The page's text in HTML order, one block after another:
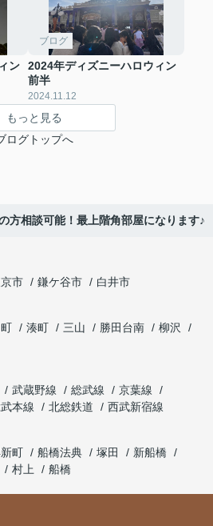
ン
ブログ
2024年ディズニーハロウィン
前半
2024.11.12
もっと見る
ログトップへ
方相談可能！最上階角部屋になります♪
市 鎌ケ谷市
白井市
湊町 三山 勝田台南
柳沢
武蔵野線 総武線
京葉線
本線 北総鉄道
西武新宿線
町 船橋法典 塚田
新船橋
村上 船橋